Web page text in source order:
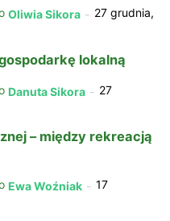
Oliwia Sikora - 27 grudnia,
lokalną
Danuta Sikora - 27
– między rekreacją
Ewa Woźniak - 17